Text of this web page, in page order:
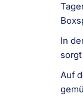
In
Auf